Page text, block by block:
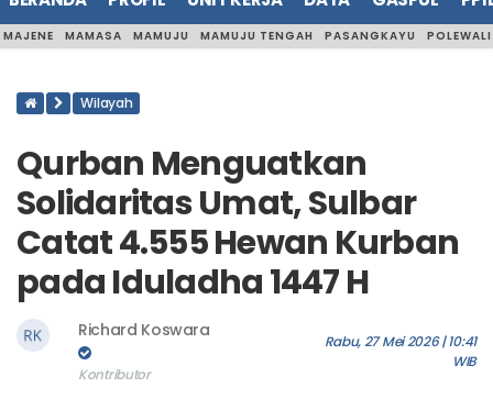
MAJENE MAMASA MAMUJU MAMUJU TENGAH PASANGKAYU
Wilayah
Qurban Menguatkan
Solidaritas Umat, Sulbar
Catat 4.555 Hewan Kurban
pada Iduladha 1447 H
Richard Koswara
Kontributor
Rabu, 27 Mei 2026 | 10:41
WIB